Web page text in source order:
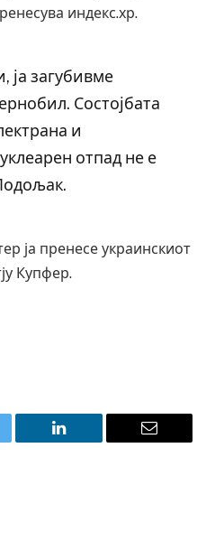
индекс.хр.
ја загубивме
Состојбата
и
отпад не е
ја пренесе украинскиот
Купфер.
LinkedIn Email